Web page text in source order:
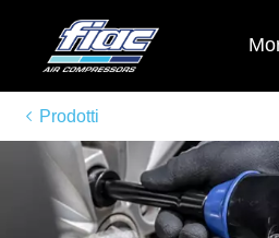
Prodotti